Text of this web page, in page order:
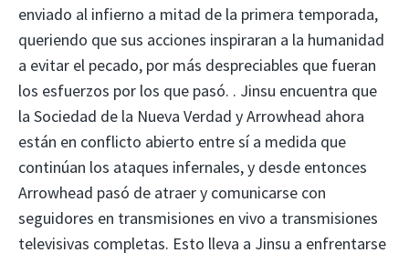
enviado al infierno a mitad de la primera temporada,
queriendo que sus acciones inspiraran a la humanidad
a evitar el pecado, por más despreciables que fueran
los esfuerzos por los que pasó. . Jinsu encuentra que
la Sociedad de la Nueva Verdad y Arrowhead ahora
están en conflicto abierto entre sí a medida que
continúan los ataques infernales, y desde entonces
Arrowhead pasó de atraer y comunicarse con
seguidores en transmisiones en vivo a transmisiones
televisivas completas. Esto lleva a Jinsu a enfrentarse